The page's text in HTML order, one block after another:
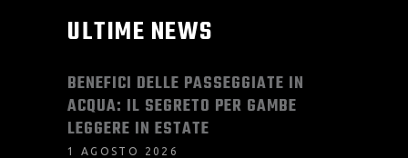
ULTIME NEWS
BENEFICI DELLE PASSEGGIATE IN
ACQUA: IL SEGRETO PER GAMBE
LEGGERE IN ESTATE
1 AGOSTO 2026